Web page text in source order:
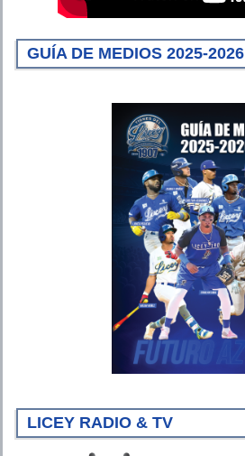
GUÍA DE MEDIOS 2025-2026
LICEY RADIO & TV